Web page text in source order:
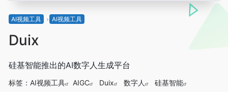
AI视频工具 AI视频工具
Duix
硅基智能推出的AI数字人生成平台
标签： AI视频工具 AIGC Duix 数字人
硅基智能